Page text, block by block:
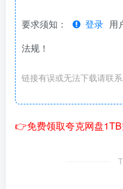
要求须知： 登录 用
法规！
链接有误或无法下载请联
👉免费领取夸克网盘